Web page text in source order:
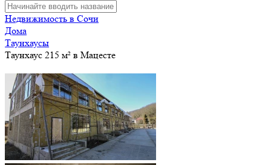
Недвижимость в Сочи
Дома
Таунхаусы
Таунхаус 215 м² в Мацесте